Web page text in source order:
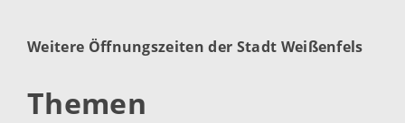
Weitere Öffnungszeiten der Stadt Weißenfels
Themen